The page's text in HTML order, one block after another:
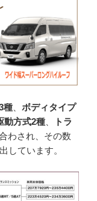
種
ボディタイプ
動方式2種
トラ
わされ、その数
しています。